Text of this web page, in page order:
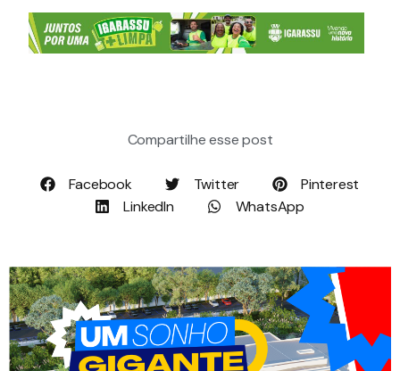
Compartilhe esse post
Facebook Twitter
Pinterest
LinkedIn
WhatsApp